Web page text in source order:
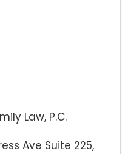
Law, P.C.
Ave Suite 225,